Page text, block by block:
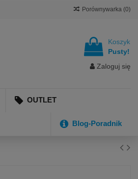
Porównywarka (0)
Koszyk
Pusty!
Zaloguj się
OUTLET
Blog-Poradnik